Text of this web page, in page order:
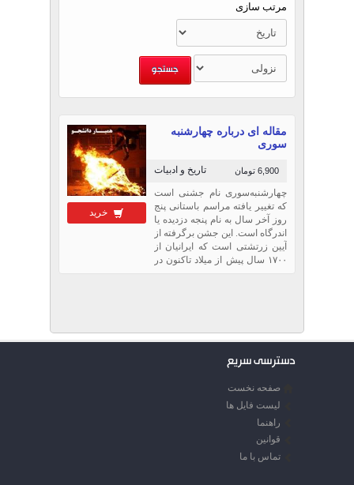
مرتب سازی
خرید
مقاله ای درباره چهارشنبه
سوری
تاریخ و ادبیات 6,900 تومان
چهارشنبه‌سوری نام جشنی است
که تغییر یافته مراسم باستانی پنج
روز آخر سال به نام پنجه دزدیده یا
اندرگاه است. این جشن برگرفته از
آیین زرتشتی است که ایرانیان از
۱۷۰۰ سال پیش از میلاد تاکنون در
دسترسی سریع
صفحه نخست
لیست فایل ها
راهنما
قوانین
تماس با ما